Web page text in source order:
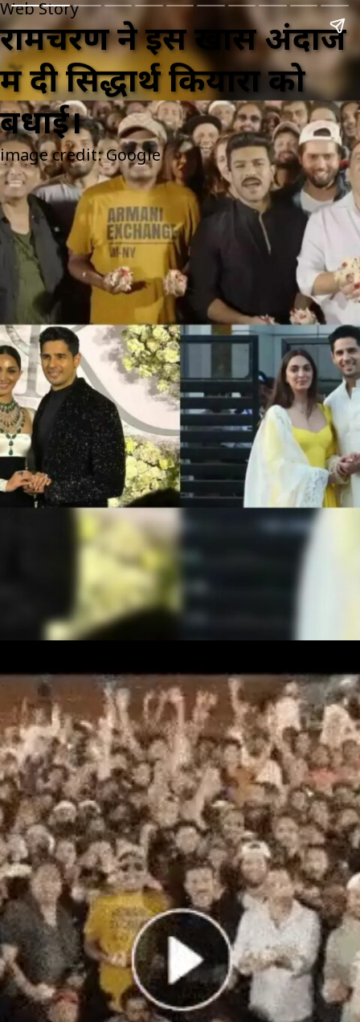
Web Story
रामचरण ने इस खास अंदाज
में दी सिद्धार्थ कियारा को
बधाई।
image credit: Google